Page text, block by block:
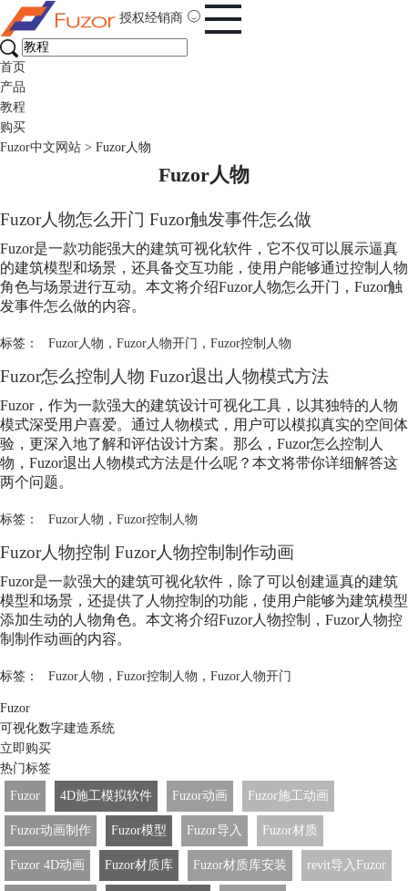
授权经销商
首页
产品
教程
购买
Fuzor中文网站 > Fuzor人物
Fuzor人物
Fuzor人物怎么开门 Fuzor触发事件怎么做
Fuzor是一款功能强大的建筑可视化软件，它不仅可以展示逼真
的建筑模型和场景，还具备交互功能，使用户能够通过控制人物
角色与场景进行互动。本文将介绍Fuzor人物怎么开门，Fuzor触
发事件怎么做的内容。
标签： Fuzor人物 ， Fuzor人物开门 ， Fuzor控制人物
Fuzor怎么控制人物 Fuzor退出人物模式方法
Fuzor，作为一款强大的建筑设计可视化工具，以其独特的人物
模式深受用户喜爱。通过人物模式，用户可以模拟真实的空间体
验，更深入地了解和评估设计方案。那么，Fuzor怎么控制人
物，Fuzor退出人物模式方法是什么呢？本文将带你详细解答这
两个问题。
标签： Fuzor人物 ， Fuzor控制人物
Fuzor人物控制 Fuzor人物控制制作动画
Fuzor是一款强大的建筑可视化软件，除了可以创建逼真的建筑
模型和场景，还提供了人物控制的功能，使用户能够为建筑模型
添加生动的人物角色。本文将介绍Fuzor人物控制，Fuzor人物控
制制作动画的内容。
标签： Fuzor人物 ， Fuzor控制人物 ， Fuzor人物开门
Fuzor
可视化数字建造系统
立即购买
热门标签
Fuzor
4D施工模拟软件 Fuzor动画 Fuzor施工动画
Fuzor动画制作 Fuzor模型 Fuzor导入 Fuzor材质
Fuzor 4D动画 Fuzor材质库 Fuzor材质库安装 revit导入Fuzor